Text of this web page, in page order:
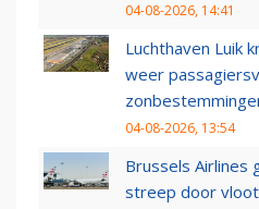
04-08-2026, 14:41
Luchthaven Luik
weer
04-08-2026, 13:54
Brussels Airlines
streep door